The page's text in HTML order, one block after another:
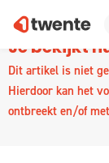
Je bekijkt
Dit artikel is niet
Hierdoor kan het
ontbreekt en/of